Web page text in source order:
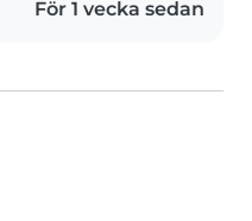
För 1 vecka sedan